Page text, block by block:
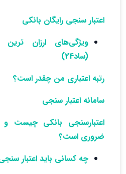
اعتبار سنجی رایگان بانکی
ویژگی‌های ارزان ترین
(ساد24)
رتبه اعتباری من چقدر است؟
سامانه اعتبار سنجی
اعتبارسنجی بانکی چیست و
ضروری است؟
چه کسانی باید اعتبار